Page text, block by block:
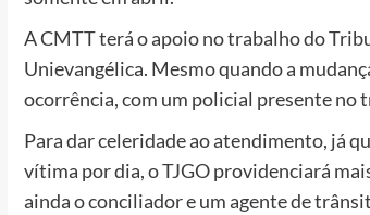
A CMTT terá o apoio no trabalho do
Unievangélica. Mesmo quando a
ocorrência, com um policial presente no
Para dar celeridade ao atendimento, já
vítima por dia, o TJGO providenciará
ainda o conciliador e um agente de